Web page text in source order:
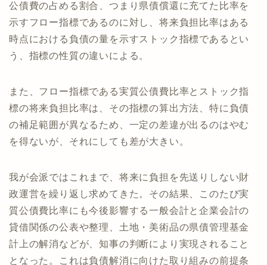
公債費の占める割合、つまり県債償還に充てた比率を
示すフロー指標であるのに対し、将来負担比率はある
時点における負債の量を示すストック指標であるとい
う、指標の性質の違いによる。
また、フロー指標である実質公債費比率とストック指
標の将来負担比率は、その指標の算出方法、特に負債
の補足範囲が異なるため、一定の差違が出るのはやむ
を得ないが、それにしても差が大きい。
我が会派ではこれまで、将来に負担を先送りしない財
政運営を繰り返し求めてきた。その結果、このたび実
質公債費比率にも今後影響する一般会計と企業会計の
貸借関係の公表や整理、土地・美術品の県債管理基金
計上の解消などが、知事の判断により実現されること
となった。これは負債解消に向けた取り組みの前提条